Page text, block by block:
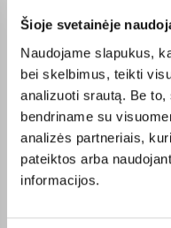
Šioje svetainėje
Naudojame slapukus,
bei skelbimus, teikti
analizuoti srautą. Be
bendriname su
analizės partneriais,
pateiktos arba
informacijos.
sąlygas. Taip galite
privalumus ir patogiai
BIGBOX.LT suteikia
nemokamu 24 mėnesių
patogiai planuojant
Lietuvoje: pristatymas į
perkant nuo 499 € į
Kurjerio pristatymo kaina
sandėlyje, ją įprastai
terminą visada rasite